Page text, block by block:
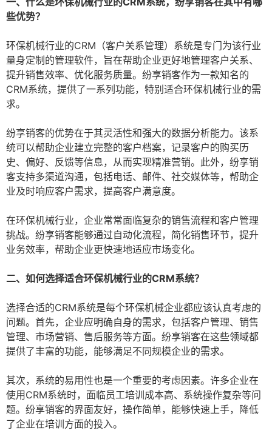
些优势？
环保机械行业的CRM（客户关系管理）系统是专门为该行业
量身定制的管理软件，旨在帮助企业更好地管理客户关系、
提升销售效率、优化服务质量。纷享销客作为一款知名的
CRM系统，提供了一系列功能，特别适合环保机械行业的需
求。
纷享销客的优势在于其灵活性和强大的数据分析能力。该系
统可以帮助企业建立完整的客户档案，记录客户的购买历
史、偏好、反馈等信息，从而实现精准营销。此外，纷享销
客支持多渠道沟通，包括电话、邮件、社交媒体等，帮助企
业及时响应客户需求，提高客户满意度。
在环保机械行业，企业常常面临复杂的销售流程和客户管理
挑战。纷享销客能够通过自动化流程，简化销售环节，提升
业务效率，帮助企业更快速地适应市场变化。
二、如何选择适合环保机械行业的CRM系统？
选择合适的CRM系统是每个环保机械企业都应该认真考虑的
问题。首先，企业应明确自身的需求，包括客户管理、销售
管理、市场营销、售后服务等方面。纷享销客在这些领域都
提供了丰富的功能，能够满足不同规模企业的需求。
其次，系统的易用性也是一个重要的考虑因素。许多企业在
使用CRM系统时，面临员工培训成本高、系统操作复杂等问
题。纷享销客的界面友好，操作简单，能够快速上手，降低
了企业在培训方面的投入。